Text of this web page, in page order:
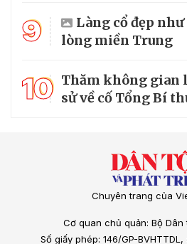
9
Làng cổ đẹp
lòng miền Trung
10 Thăm không gian
sử về cố Tổng Bí
Chuyên trang của
Cơ quan chủ quản: Bộ
Số giấy phép: 146/GP-